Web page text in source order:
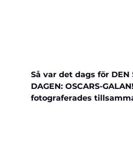
Så var det dags för DEN
DAGEN: OSCARS-
fotograferades